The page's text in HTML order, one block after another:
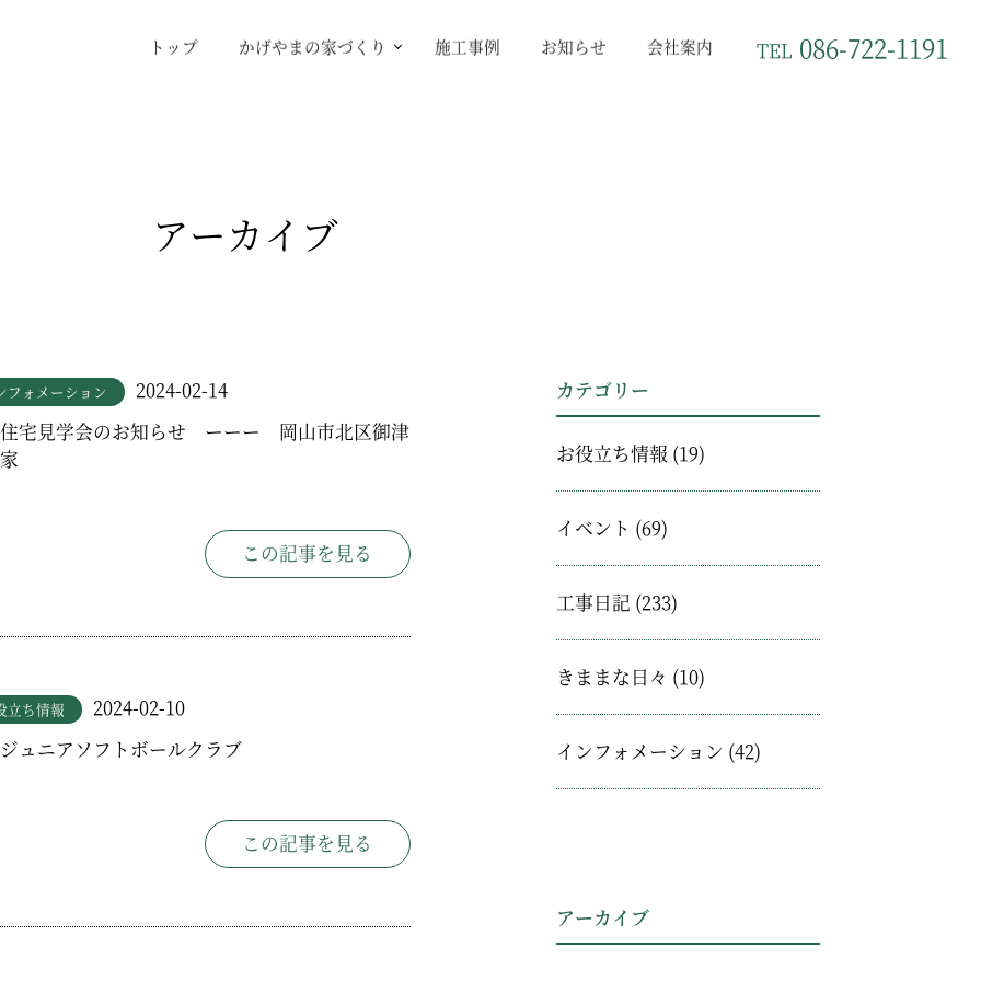
トップ かげやまの家づくり 施工事例 お知らせ 会社案内 TEL 086-722-1191
アーカイブ
フォメーション
2024-02-14
宅見学会のお知らせ ーーー 岡山市北区御津
この記事を見る
立ち情報
2024-02-10
ュニアソフトボールクラブ
この記事を見る
カテゴリー
お役立ち情報 (19)
イベント (69)
工事日記 (233)
きままな日々 (10)
インフォメーション (42)
アーカイブ